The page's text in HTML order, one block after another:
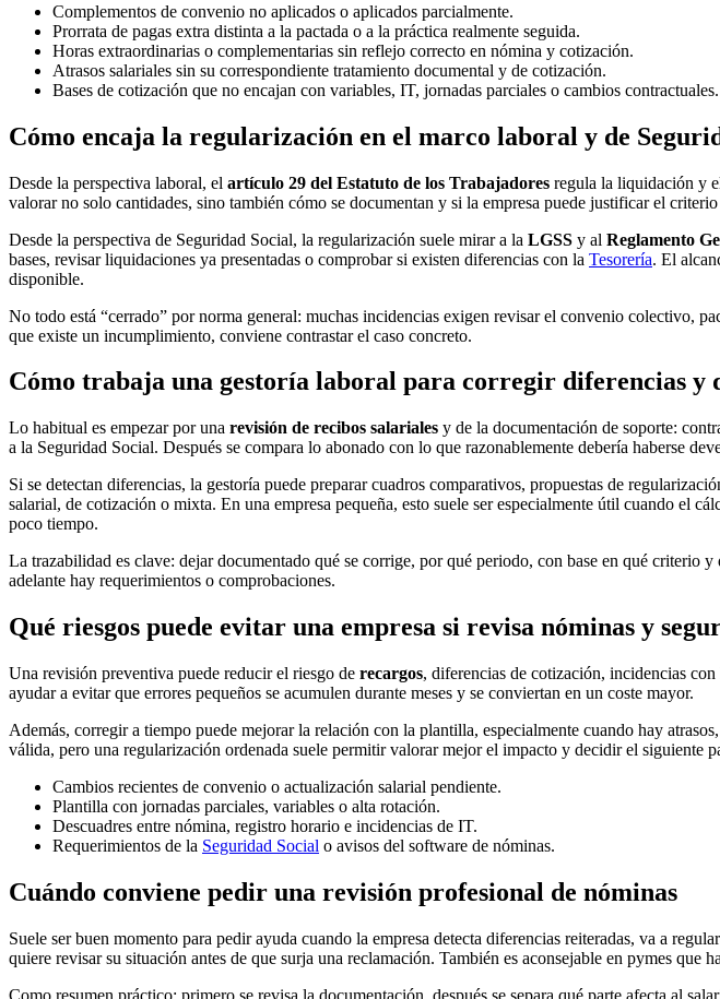
Complementos de convenio no aplicados o aplicados parcialmente.
Prorrata de pagas extra distinta a la pactada o a la práctica realmente seguida.
Horas extraordinarias o complementarias sin reflejo correcto en nómina y cotización.
Atrasos salariales sin su correspondiente tratamiento documental y de cotización.
Bases de cotización que no encajan con variables, IT, jornadas parciales o cambios contractuales.
Cómo encaja la regularización en el marco laboral y de
Desde la perspectiva laboral, el artículo 29 del Estatuto de los Trabajadores regula la liquidación y
valorar no solo cantidades, sino también cómo se documentan y si la empresa puede justificar el
Desde la perspectiva de Seguridad Social, la regularización suele mirar a la LGSS y al Reglamento
bases, revisar liquidaciones ya presentadas o comprobar si existen diferencias con la Tesorería. El
disponible.
No todo está “cerrado” por norma general: muchas incidencias exigen revisar el convenio colectivo,
que existe un incumplimiento, conviene contrastar el caso concreto.
Cómo trabaja una gestoría laboral para corregir diferencias y
Lo habitual es empezar por una revisión de recibos salariales y de la documentación de soporte:
a la Seguridad Social. Después se compara lo abonado con lo que razonablemente debería haberse
Si se detectan diferencias, la gestoría puede preparar cuadros comparativos, propuestas de
salarial, de cotización o mixta. En una empresa pequeña, esto suele ser especialmente útil cuando el
poco tiempo.
La trazabilidad es clave: dejar documentado qué se corrige, por qué periodo, con base en qué criterio
adelante hay requerimientos o comprobaciones.
Qué riesgos puede evitar una empresa si revisa nóminas y
Una revisión preventiva puede reducir el riesgo de recargos, diferencias de cotización, incidencias
ayudar a evitar que errores pequeños se acumulen durante meses y se conviertan en un coste mayor.
Además, corregir a tiempo puede mejorar la relación con la plantilla, especialmente cuando hay
válida, pero una regularización ordenada suele permitir valorar mejor el impacto y decidir el siguiente
Cambios recientes de convenio o actualización salarial pendiente.
Plantilla con jornadas parciales, variables o alta rotación.
Descuadres entre nómina, registro horario e incidencias de IT.
Requerimientos de la Seguridad Social o avisos del software de nóminas.
Cuándo conviene pedir una revisión profesional de nóminas
Suele ser buen momento para pedir ayuda cuando la empresa detecta diferencias reiteradas, va a
quiere revisar su situación antes de que surja una reclamación. También es aconsejable en pymes
Como resumen práctico: primero se revisa la documentación, después se separa qué parte afecta al